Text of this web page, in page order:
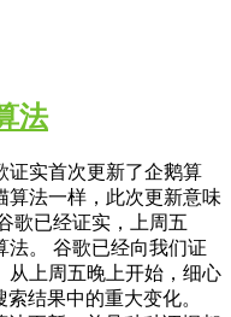
法
证实首次更新了企鹅算
算法一样，此次更新意味
歌已经证实，上周五
法。 谷歌已经向我们证
从上周五晚上开始，细心
结果中的重大变化。